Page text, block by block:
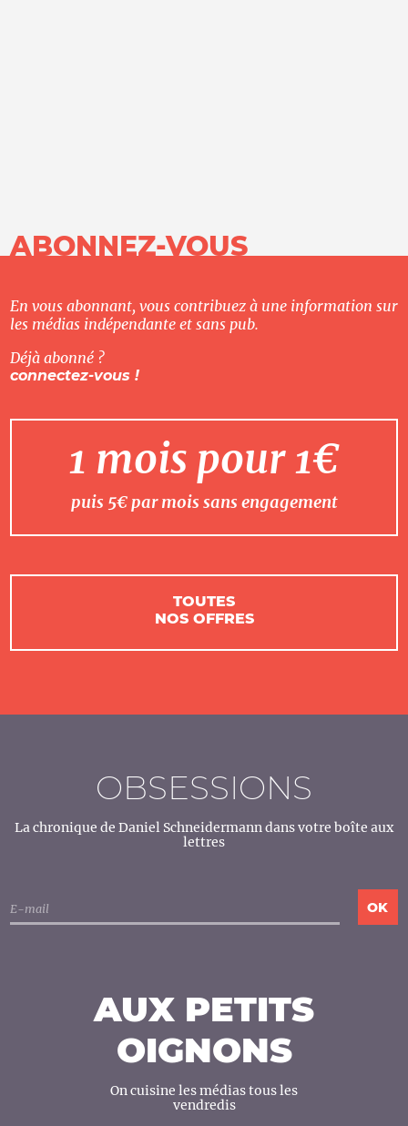
ABONNEZ-VOUS
En vous abonnant, vous contribuez à une information sur
les médias indépendante et sans pub.
Déjà abonné ?
connectez-vous !
1 mois pour 1€
puis 5€ par mois sans engagement
TOUTES
NOS OFFRES
OBSESSIONS
La chronique de Daniel Schneidermann dans votre boîte aux
lettres
AUX PETITS
OIGNONS
On cuisine les médias tous les
vendredis